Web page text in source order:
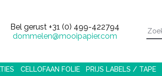
Bel gerust +31 (0) 499-422794
dommelen@mooipapier.com
CELLOFAAN FOLIE PRIJS LABELS / TAPE